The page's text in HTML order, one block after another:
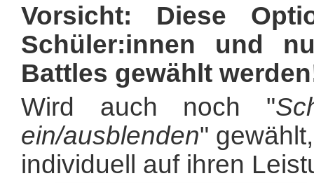
Vorsicht: Diese
Schüler:innen und
Battles gewählt
Wird auch noch "
ein/ausblenden"
individuell auf ihren